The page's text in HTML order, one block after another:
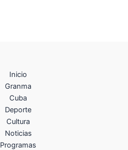
Inicio
Granma
Cuba
Deporte
Cultura
Noticias
Programas